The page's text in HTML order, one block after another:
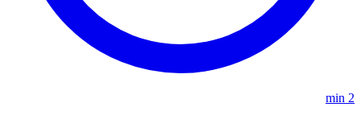
2 min